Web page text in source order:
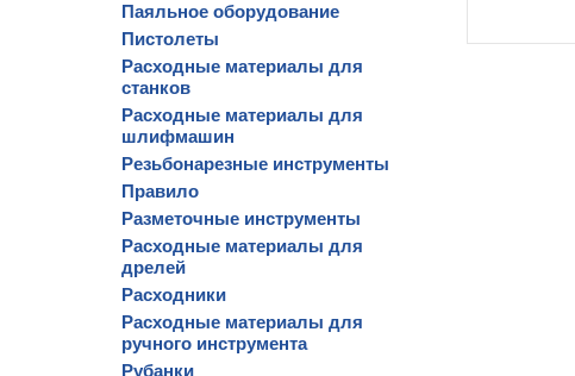
Паяльное оборудование
Пистолеты
Расходные материалы для
станков
Расходные материалы для
шлифмашин
Резьбонарезные инструменты
Правило
Разметочные инструменты
Расходные материалы для
дрелей
Расходники
Расходные материалы для
ручного инструмента
Рубанки